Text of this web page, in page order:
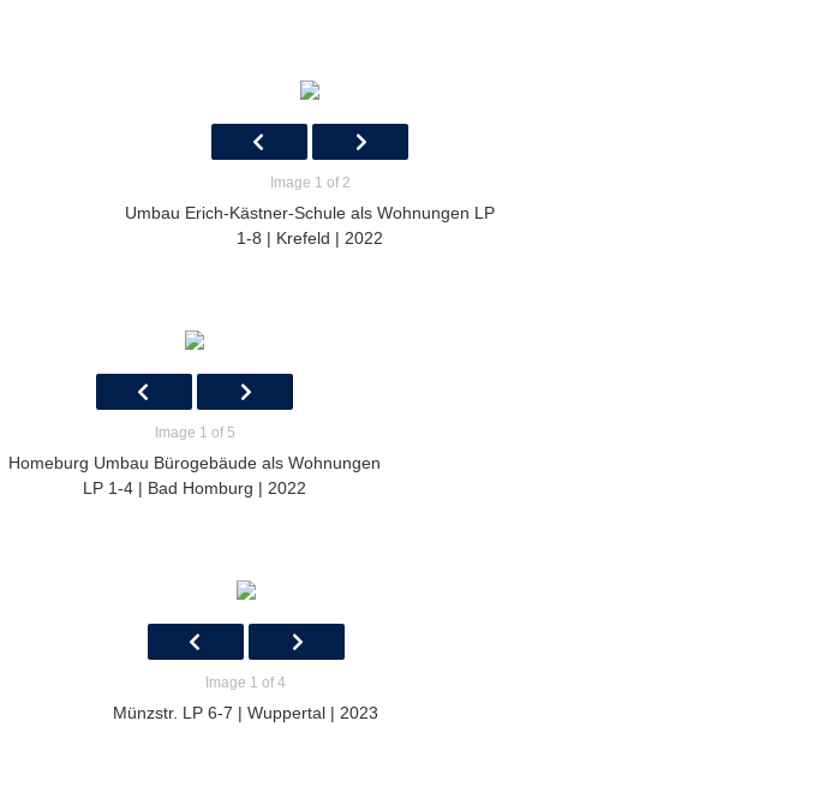
Image 1 of 2
Umbau Erich-Kästner-Schule als Wohnungen LP
1-8 | Krefeld | 2022
Image 1 of 5
Homeburg Umbau Bürogebäude als Wohnungen
LP 1-4 | Bad Homburg | 2022
Image 1 of 4
Münzstr. LP 6-7 | Wuppertal | 2023